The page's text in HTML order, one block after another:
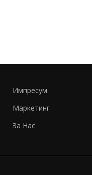
Импресум
Маркетинг
За Нас